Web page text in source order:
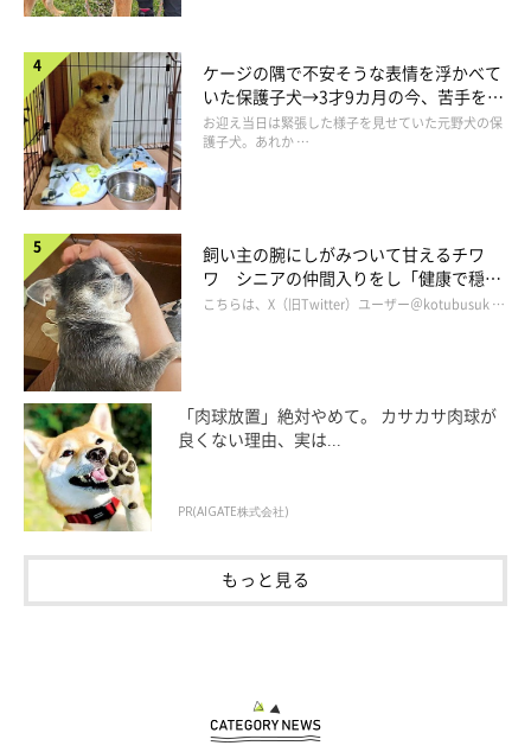
ケージの隅で不安そうな表情を浮かべて
いた保護子犬→3才9カ月の今、苦手を克
服し頼もしいコに成長！
お迎え当日は緊張した様子を見せていた元野犬の保
護子犬。あれか …
飼い主の腕にしがみついて甘えるチワ
ワ シニアの仲間入りをし「健康で穏や
かな暮らしが続いてほしい」と願う
こちらは、X（旧Twitter）ユーザー＠kotubusuk …
「肉球放置」絶対やめて。 カサカサ肉球が
良くない理由、実は...
PR(AIGATE株式会社)
もっと見る